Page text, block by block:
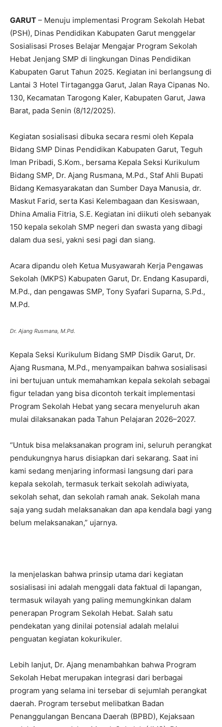
Sosialisasi Proses Belajar Mengajar Program Sekolah
Hebat Jenjang SMP di lingkungan Dinas Pendidikan
Kabupaten Garut Tahun 2025. Kegiatan ini berlangsung di
Lantai 3 Hotel Tirtagangga Garut, Jalan Raya Cipanas No.
130, Kecamatan Tarogong Kaler, Kabupaten Garut, Jawa
Barat, pada Senin (8/12/2025).
Kegiatan sosialisasi dibuka secara resmi oleh Kepala
Iman Pribadi, S.Kom., bersama Kepala Seksi Kurikulum
Bidang SMP, Dr. Ajang Rusmana, M.Pd., Staf Ahli Bupati
Bidang Kemasyarakatan dan Sumber Daya Manusia, dr.
Maskut Farid, serta Kasi Kelembagaan dan Kesiswaan,
Dhina Amalia Fitria, S.E. Kegiatan ini diikuti oleh sebanyak
150 kepala sekolah SMP negeri dan swasta yang dibagi
dalam dua sesi, yakni sesi pagi dan siang.
Acara dipandu oleh Ketua Musyawarah Kerja Pengawas
M.Pd., dan pengawas SMP, Tony Syafari Suparna, S.Pd.,
M.Pd.
Dr. Ajang Rusmana, M.Pd.
Kepala Seksi Kurikulum Bidang SMP Disdik Garut, Dr.
ini bertujuan untuk memahamkan kepala sekolah sebagai
figur teladan yang bisa dicontoh terkait implementasi
Program Sekolah Hebat yang secara menyeluruh akan
mulai dilaksanakan pada Tahun Pelajaran 2026–2027.
“Untuk bisa melaksanakan program ini, seluruh perangkat
kami sedang menjaring informasi langsung dari para
kepala sekolah, termasuk terkait sekolah adiwiyata,
sekolah sehat, dan sekolah ramah anak. Sekolah mana
saja yang sudah melaksanakan dan apa kendala bagi yang
belum melaksanakan,” ujarnya.
termasuk wilayah yang paling memungkinkan dalam
penerapan Program Sekolah Hebat. Salah satu
pendekatan yang dinilai potensial adalah melalui
penguatan kegiatan kokurikuler.
Lebih lanjut, Dr. Ajang menambahkan bahwa Program
program yang selama ini tersebar di sejumlah perangkat
daerah. Program tersebut melibatkan Badan
Penanggulangan Bencana Daerah (BPBD), Kejaksaan
melalui program Jaksa Masuk Sekolah (JMS), Dinas
Perlindungan Anak, Dinas Kesehatan, Dinas Lingkungan